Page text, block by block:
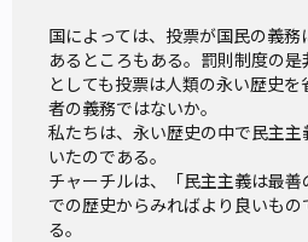
国によっては、投票が国民の義
あるところもある。罰則制度の
としても投票は人類の永い歴史
者の義務ではないか。
私たちは、永い歴史の中で民主
いたのである。
チャーチルは、「民主主義は最
での歴史からみればより良いも
る。